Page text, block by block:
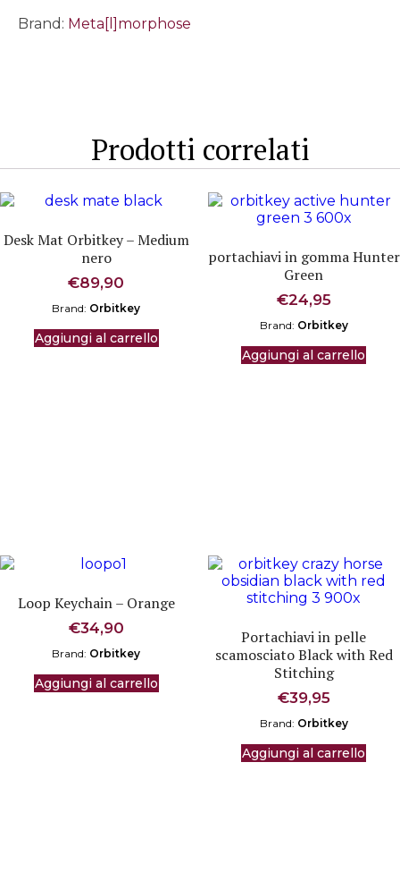
Brand: Meta[l]morphose
Prodotti correlati
Desk Mat Orbitkey – Medium
nero
€89,90
Brand: Orbitkey
Aggiungi al carrello
portachiavi in gomma Hunter
Green
€24,95
Brand: Orbitkey
Aggiungi al carrello
Loop Keychain – Orange
€34,90
Brand: Orbitkey
Aggiungi al carrello
Portachiavi in pelle
scamosciato Black with Red
Stitching
€39,95
Brand: Orbitkey
Aggiungi al carrello